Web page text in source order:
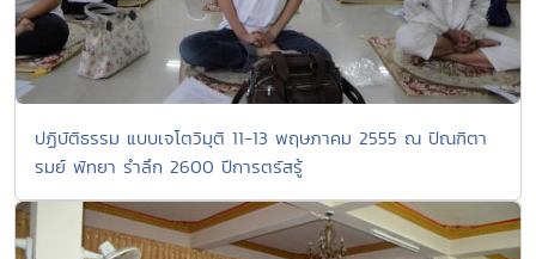
ปฏิบัติธรรม แบบเจโตวิมุติ 11-13 พฤษภาคม 2555 ณ ปัณฑิตา
รมย์ พัทยา รำลึก 2600 ปีการตรัสรู้